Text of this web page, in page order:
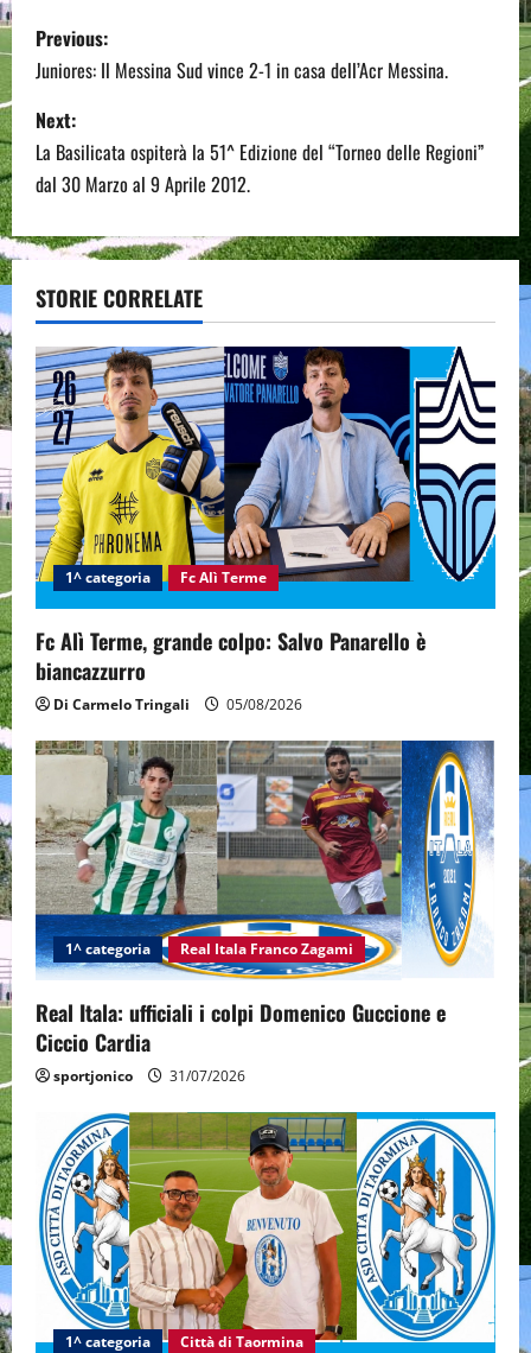
P
o
s
t
n
a
v
i
g
a
t
i
o
n
Previous:
Juniores: Il Messina Sud vince 2-1 in casa dell’Acr Messina.
Next:
La Basilicata ospiterà la 51^ Edizione del “Torneo delle Regioni”
dal 30 Marzo al 9 Aprile 2012.
STORIE CORRELATE
1^ categoria Fc Alì Terme
Fc Alì Terme, grande colpo: Salvo Panarello è
biancazzurro
Di Carmelo Tringali 05/08/2026
1^ categoria Real Itala Franco Zagami
Real Itala: ufficiali i colpi Domenico Guccione e
Ciccio Cardia
sportjonico 31/07/2026
1^ categoria Città di Taormina